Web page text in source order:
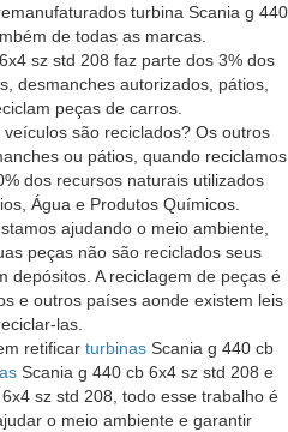
turbina Scania g 440
de todas as marcas.
sz std 208 faz parte dos 3% dos
desmanches autorizados, pátios,
peças de carros.
são reciclados? Os outros
ou pátios, quando reciclamos
dos recursos naturais utilizados
Água e Produtos Químicos.
ajudando o meio ambiente,
peças não são reciclados seus
depósitos. A reciclagem de peças é
e outros países aonde existem leis
las.
retificar turbinasScania g 440 cb
Scania g 440 cb 6x4 sz std 208 e
sz std 208, todo esse trabalho é
o meio ambiente e garantir